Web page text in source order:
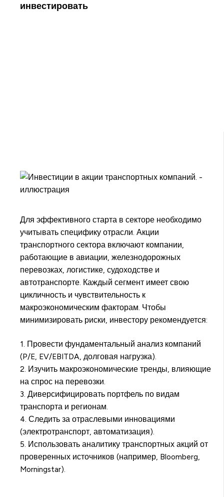
инвестировать
Для эффективного старта в секторе необходимо
учитывать специфику отрасли. Акции
транспортного сектора включают компании,
работающие в авиации, железнодорожных
перевозках, логистике, судоходстве и
автотранспорте. Каждый сегмент имеет свою
цикличность и чувствительность к
макроэкономическим факторам. Чтобы
минимизировать риски, инвестору рекомендуется:
1. Провести фундаментальный анализ компаний
(P/E, EV/EBITDA, долговая нагрузка).
2. Изучить макроэкономические тренды, влияющие
на спрос на перевозки.
3. Диверсифицировать портфель по видам
транспорта и регионам.
4. Следить за отраслевыми инновациями
(электротранспорт, автоматизация).
5. Использовать аналитику транспортных акций от
проверенных источников (например, Bloomberg,
Morningstar).